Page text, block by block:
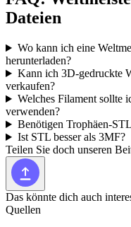
Dateien
Wo kann ich eine
herunterladen?
Kann ich 3D-gedruckte
verkaufen?
Welches Filament sollte
verwenden?
Benötigen Trophäen-
Ist STL besser als 3MF?
Teilen Sie doch unseren
Das könnte dich auch
Quellen